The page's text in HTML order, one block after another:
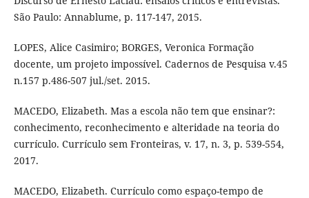
São Paulo: Annablume, p. 117-147, 2015.
LOPES, Alice Casimiro; BORGES, Veronica Formação
docente, um projeto impossível. Cadernos de Pesquisa v.45
n.157 p.486-507 jul./set. 2015.
MACEDO, Elizabeth. Mas a escola não tem que ensinar?:
conhecimento, reconhecimento e alteridade na teoria do
currículo. Currículo sem Fronteiras, v. 17, n. 3, p. 539-554,
2017.
MACEDO, Elizabeth. Currículo como espaço-tempo de